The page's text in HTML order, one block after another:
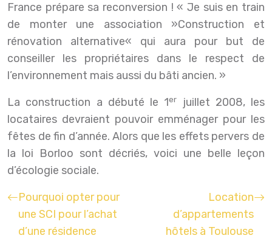
France prépare sa reconversion ! « Je suis en train
de monter une association »Construction et
rénovation alternative« qui aura pour but de
conseiller les propriétaires dans le respect de
l’environnement mais aussi du bâti ancien. »
La construction a débuté le 1er
juillet 2008, les
locataires devraient pouvoir emménager pour les
fêtes de fin d’année. Alors que les effets pervers de
la loi Borloo sont décriés, voici une belle leçon
d’écologie sociale.
Pourquoi opter pour
une SCI pour l’achat
d’une résidence
Location
d’appartements
hôtels à Toulouse